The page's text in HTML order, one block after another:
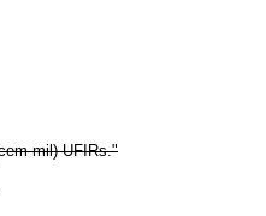
mil) UFIRs."